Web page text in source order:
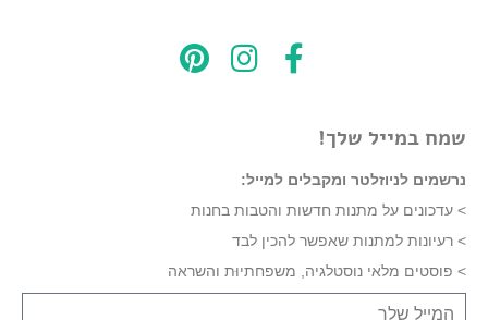
שמח במייל שלך!
נרשמים לניוזלטר ומקבלים למייל:
> עדכונים על מתנות חדשות והטבות בחנות
> רעיונות למתנות שאפשר להכין לבד
> פוסטים מלאי נוסטלגיה, משפחתיוּת והשראה